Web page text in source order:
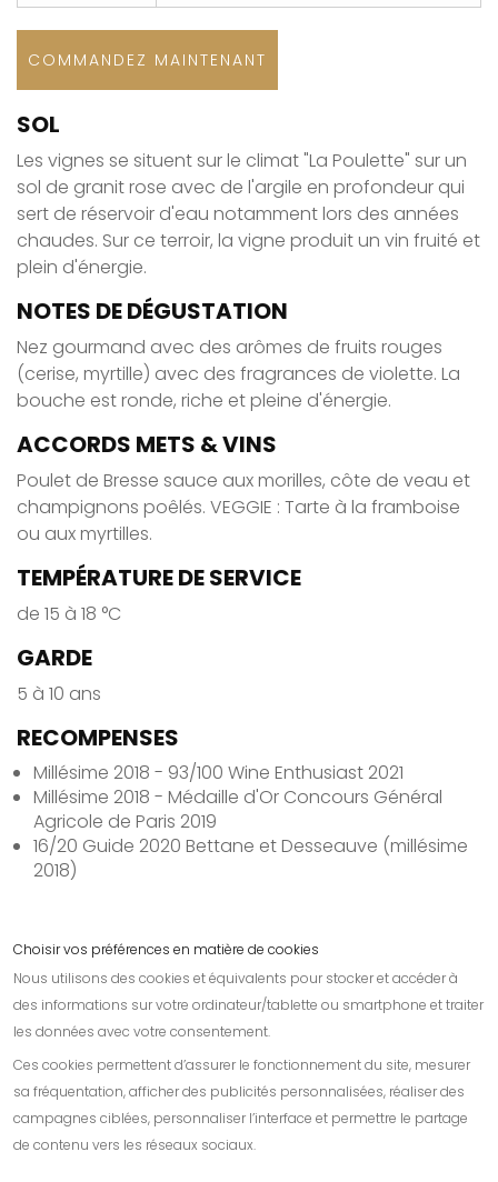
COMMANDEZ MAINTENANT
SOL
Les vignes se situent sur le climat "La Poulette" sur un
sol de granit rose avec de l'argile en profondeur qui
sert de réservoir d'eau notamment lors des années
chaudes. Sur ce terroir, la vigne produit un vin fruité et
plein d'énergie.
NOTES DE DÉGUSTATION
Nez gourmand avec des arômes de fruits rouges
(cerise, myrtille) avec des fragrances de violette. La
bouche est ronde, riche et pleine d'énergie.
ACCORDS METS & VINS
Poulet de Bresse sauce aux morilles, côte de veau et
champignons poêlés. VEGGIE : Tarte à la framboise
ou aux myrtilles.
TEMPÉRATURE DE SERVICE
de 15 à 18 °C
GARDE
5 à 10 ans
RECOMPENSES
Millésime 2018 - 93/100 Wine Enthusiast 2021
Millésime 2018 - Médaille d'Or Concours Général
Agricole de Paris 2019
16/20 Guide 2020 Bettane et Desseauve (millésime
2018)
Contactez-nous
Informations
Nos amis
Choisir vos préférences en matière de cookies
Nous utilisons des cookies et équivalents pour stocker et accéder à
des informations sur votre ordinateur/tablette ou smartphone et traiter
les données avec votre consentement.
Ces cookies permettent d’assurer le fonctionnement du site, mesurer
sa fréquentation, afficher des publicités personnalisées, réaliser des
campagnes ciblées, personnaliser l’interface et permettre le partage
de contenu vers les réseaux sociaux.